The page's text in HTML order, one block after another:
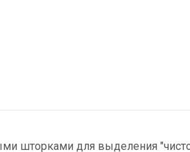
шторками для выделения